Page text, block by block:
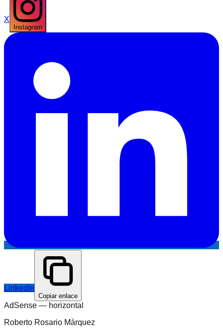
X
Instagram
LinkedIn
Copiar enlace
AdSense — horizontal
Roberto Rosario Márquez